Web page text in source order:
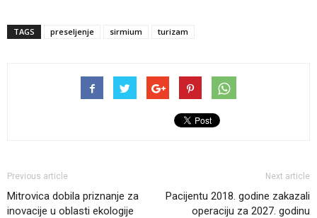
TAGS preseljenje sirmium turizam
Previous article
Mitrovica dobila priznanje za
inovacije u oblasti ekologije
Next article
Pacijentu 2018. godine zakazali
operaciju za 2027. godinu